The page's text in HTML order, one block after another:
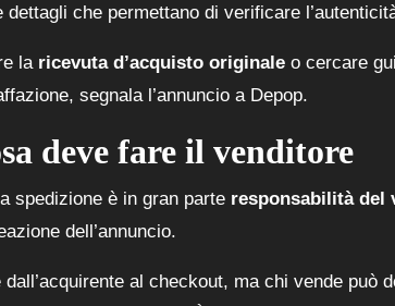
che permettano di verificare
la ricevuta d’acquisto originale o cercare
segnala l’annuncio a Depop.
deve fare il venditore
spedizione è in gran parte responsabilità del
dell’annuncio.
al checkout, ma chi vende può